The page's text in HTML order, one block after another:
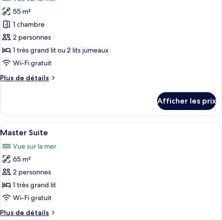
photos
pour
ce
type
de
chambre :
Suite
55 m²
1 chambre
2 personnes
1 très grand lit ou 2 lits jumeaux
Wi-Fi gratuit
Plus de détails
Plus
Suite
Deluxe
Afficher les prix
Afficher
toutes
les
photos
pour
ce
type
Une chambre d’hôtel avec un lit,
6
Master Suite
Vue sur la mer
65 m²
2 personnes
1 très grand lit
Wi-Fi gratuit
Plus de détails
Plus